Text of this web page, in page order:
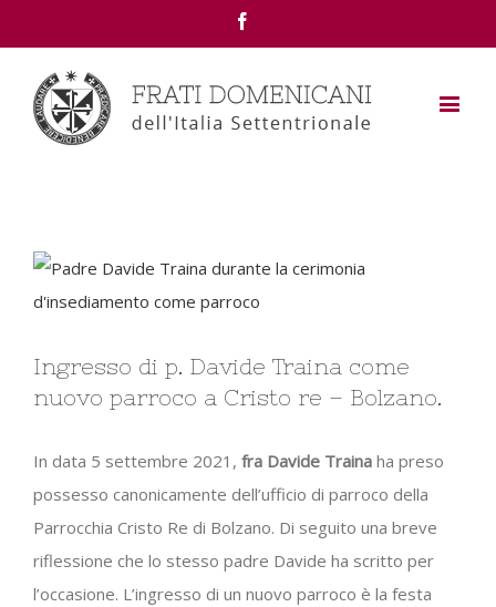
View
Larger
Ingresso di p. Davide Traina come
nuovo parroco a Cristo re – Bolzano.
In data 5 settembre 2021, fra Davide Traina ha preso
possesso canonicamente dell’ufficio di parroco della
Parrocchia Cristo Re di Bolzano. Di seguito una breve
riflessione che lo stesso padre Davide ha scritto per
l’occasione. L’ingresso di un nuovo parroco è la festa